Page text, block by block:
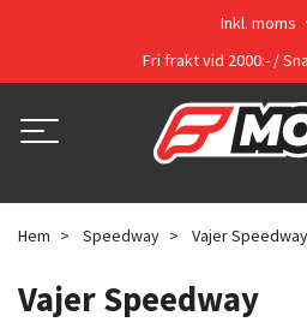
Inkl. moms
Fri frakt vid 2000:- /
Hem Speedway Vajer Speedway
Vajer Speedway